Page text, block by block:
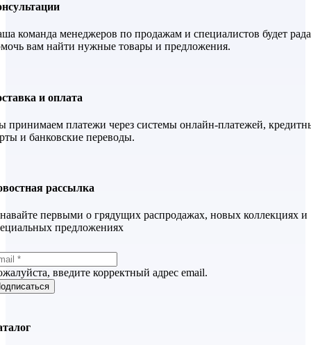
команда менеджеров по продажам и специалистов будет рада
вам найти нужные товары и предложения.
и оплата
принимаем платежи через системы онлайн-платежей,
и банковские переводы.
рассылка
первыми о грядущих распродажах, новых коллекциях и
предложениях
введите корректный адрес email.